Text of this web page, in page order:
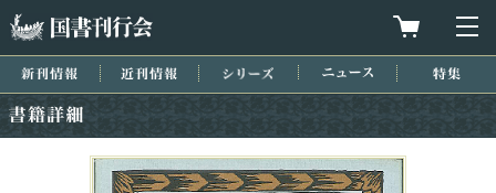
買物カゴを
新刊情報 近刊情報 シリーズ ニュース